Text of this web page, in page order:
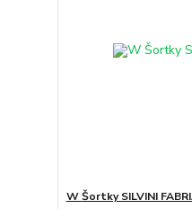
W Šortky SILVINI